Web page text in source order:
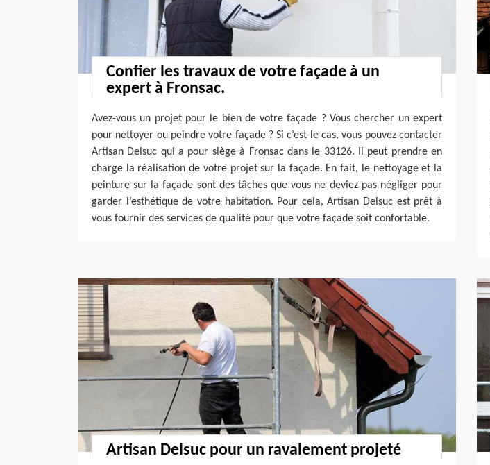
Confier les travaux de votre façade à un
expert à Fronsac.
Avez-vous un projet pour le bien de votre façade ? Vous chercher un expert
pour nettoyer ou peindre votre façade ? Si c’est le cas, vous pouvez contacter
Artisan Delsuc qui a pour siège à Fronsac dans le 33126. Il peut prendre en
charge la réalisation de votre projet sur la façade. En fait, le nettoyage et la
peinture sur la façade sont des tâches que vous ne deviez pas négliger pour
garder l’esthétique de votre habitation. Pour cela, Artisan Delsuc est prêt à
vous fournir des services de qualité pour que votre façade soit confortable.
Artisan Delsuc pour un ravalement projeté